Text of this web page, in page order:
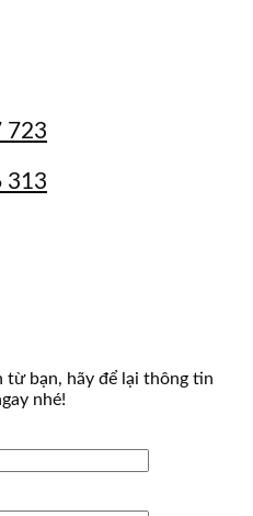
723
313
bạn, hãy để lại thông tin
nhé!